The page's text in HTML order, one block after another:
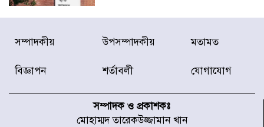
রাজধানীর উত্তরা আঞ্চলিক পাসপোর্ট
অফিসের সামনে দালাল চক্রের ১৩ জন
করেছে র‌্যাব-১
চূড়ান্ত পর্যায়ে : ইরান
সম্পাদকীয় উপসম্পাদকীয় মতামত
বিজ্ঞাপন শর্তাবলী যোগাযোগ
সম্পাদক ও প্রকাশকঃ
মোহাম্মদ তারেকউজ্জামান খান